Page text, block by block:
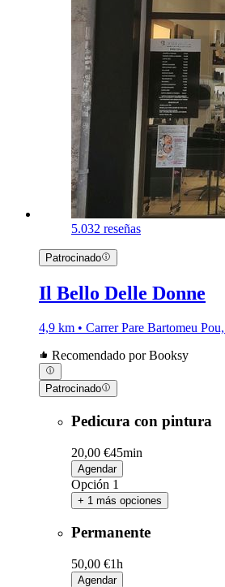
5.032 reseñas
Patrocinado
Il Bello Delle Donne
4,9 km • Carrer Pare Bartomeu
Recomendado por Booksy
Patrocinado
Pedicura con pintura
20,00 €45min
Agendar
Opción 1
+ 1 más opciones
Permanente
50,00 €1h
Agendar